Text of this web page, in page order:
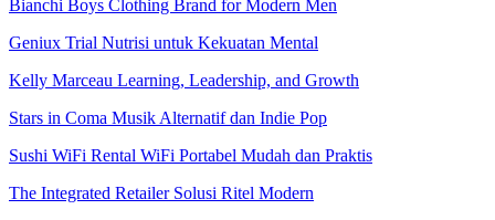
Bianchi Boys Clothing Brand for Modern Men
Geniux Trial Nutrisi untuk Kekuatan Mental
Kelly Marceau Learning, Leadership, and Growth
Stars in Coma Musik Alternatif dan Indie Pop
Sushi WiFi Rental WiFi Portabel Mudah dan Praktis
The Integrated Retailer Solusi Ritel Modern